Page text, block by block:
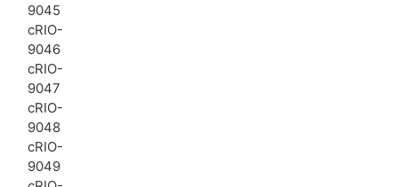
9045
cRIO-
9046
cRIO-
9047
cRIO-
9048
cRIO-
9049